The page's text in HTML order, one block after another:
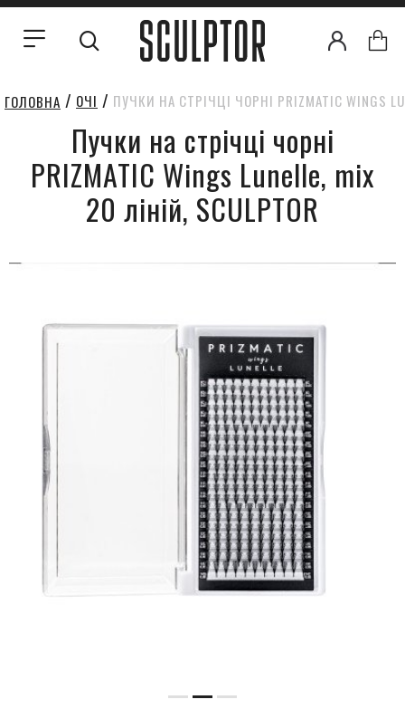
ГОЛОВНА ОЧІ ПУЧКИ НА СТРІЧЦІ ЧОРНІ PRIZMATIC WINGS
Пучки на стрічці чорні
PRIZMATIC Wings Lunelle, mix
20 ліній, SCULPTOR